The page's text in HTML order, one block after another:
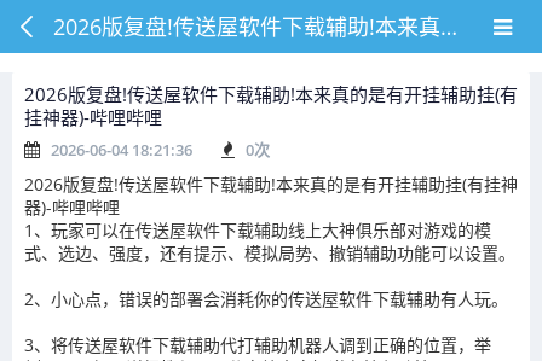
2026版复盘!传送屋软件下载辅助!本来真的是有开挂辅助挂(有挂神器)-哔哩哔哩
2026版复盘!传送屋软件下载辅助!本来真的是有开挂辅助挂(有
挂神器)-哔哩哔哩
2026-06-04 18:21:36 0次
2026版复盘!传送屋软件下载辅助!本来真的是有开挂辅助挂(有挂神
器)-哔哩哔哩
1、玩家可以在传送屋软件下载辅助线上大神俱乐部对游戏的模
式、选边、强度，还有提示、模拟局势、撤销辅助功能可以设置。
2、小心点，错误的部署会消耗你的传送屋软件下载辅助有人玩。
3、将传送屋软件下载辅助代打辅助机器人调到正确的位置，举